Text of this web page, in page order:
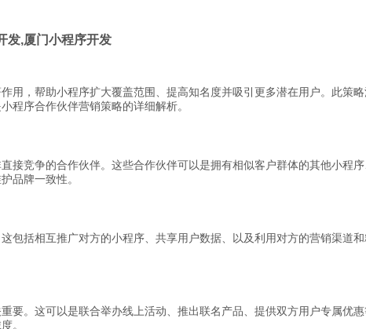
发,厦门小程序开发
用，帮助小程序扩大覆盖范围、提高知名度并吸引更多潜在用户。此策
程序合作伙伴营销策略的详细解析。
接竞争的合作伙伴。这些合作伙伴可以是拥有相似客户群体的其他小程
品牌一致性。
包括相互推广对方的小程序、共享用户数据、以及利用对方的营销渠道
要。这可以是联合举办线上活动、推出联名产品、提供双方用户专属优
。